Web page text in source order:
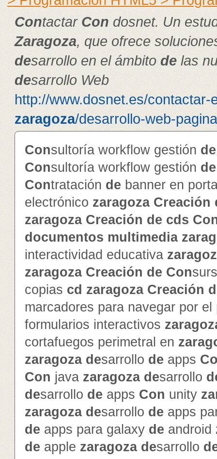
ContactarCondosnet. Un
Zaragoza, que ofrece
desarrollo en el ámbitodelas
desarrollo Web
http://www.dosnet.es/contactar-
zaragoza/desarrollo-web-
Consultoría workflow gestión de
Consultoría workflow gestión de
Contratación de banner en
electrónico zaragoza Creación
zaragoza Creación de cd s
documentos multimedia
interactividad educativa
zaragoza Creación de Con
copias cd zaragoza Creación
marcadores para navegar por
formularios interactivos
cortafuegos perimetral en
zaragoza desarrollo de apps
Con java zaragoza desarrollo
desarrollo de apps Con unity
zaragoza desarrollo de apps
de apps para galaxy de android
de apple zaragoza desarrollo